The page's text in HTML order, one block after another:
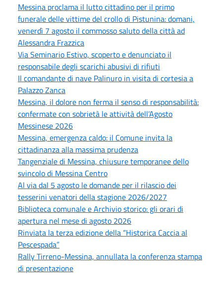
Messina proclama il lutto cittadino per il primo
funerale delle vittime del crollo di Pistunina: domani,
venerdì 7 agosto il commosso saluto della città ad
Alessandra Frazzica
Via Seminario Estivo, scoperto e denunciato il
responsabile degli scarichi abusivi di rifiuti
Il comandante di nave Palinuro in visita di cortesia a
Palazzo Zanca
Messina, il dolore non ferma il senso di responsabilità:
confermate con sobrietà le attività dell’Agosto
Messinese 2026
Messina, emergenza caldo: il Comune invita la
cittadinanza alla massima prudenza
Tangenziale di Messina, chiusure temporanee dello
svincolo di Messina Centro
Al via dal 5 agosto le domande per il rilascio dei
tesserini venatori della stagione 2026/2027
Biblioteca comunale e Archivio storico: gli orari di
apertura nel mese di agosto 2026
Rinviata la terza edizione della “Historica Caccia al
Pescespada”
Rally Tirreno-Messina, annullata la conferenza stampa
di presentazione